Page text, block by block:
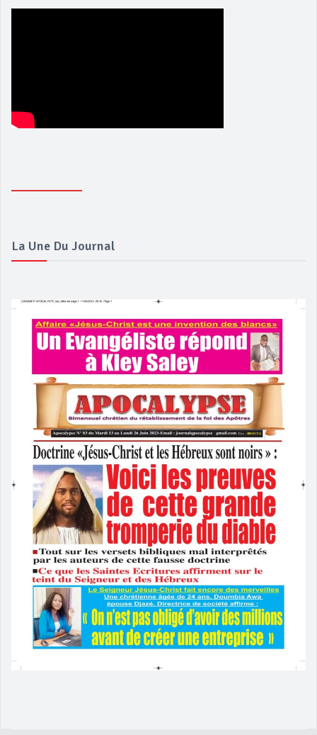
La Une Du Journal